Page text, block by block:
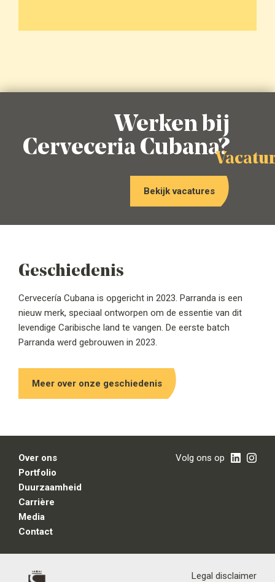
Werken bij
Cerveceria Cubana?
Bekijk vacatures
Geschiedenis
Cervecería Cubana is opgericht in 2023. Parranda is een
nieuw merk, speciaal ontworpen om de essentie van dit
levendige Caribische land te vangen. De eerste batch
Parranda werd gebrouwen in 2023.
Meer over onze geschiedenis
Over ons
Portfolio
Duurzaamheid
Carrière
Media
Contact
Volg ons op
Legal disclaimer